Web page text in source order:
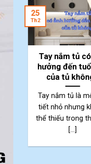
Tay nắm tủ
hưởng đến
của tủ
Tay nắm tủ là
tiết nhỏ nhưng
thể thiếu trong
[...]
25
Th2